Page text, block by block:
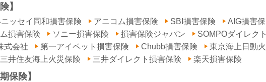
】
ッセイ同和損害保険 アニコム損害保険 SBI損害保険
AIG損害保
損害保険 ソニー損害保険 損害保険ジャパン
SOMPOダイレクト
式会社
第一アイペット損害保険 Chubb損害保険
東京海上日動火
三井住友海上火災保険 三井ダイレクト損害保険 楽天損害保険
保険】